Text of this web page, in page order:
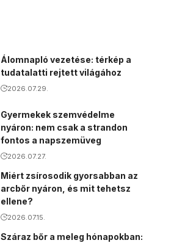
Álomnapló vezetése: térkép a
tudatalatti rejtett világához
2026.07.29.
Gyermekek szemvédelme
nyáron: nem csak a strandon
fontos a napszemüveg
2026.07.27.
Miért zsírosodik gyorsabban az
arcbőr nyáron, és mit tehetsz
ellene?
2026.07.15.
Száraz bőr a meleg hónapokban: